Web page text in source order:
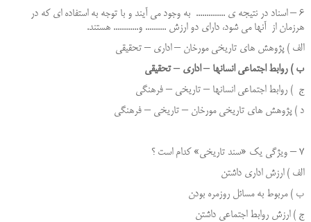
6 – اسناد در نتیجه ی .............. به وجود می آیند و با توجه به استفاده ای که در
هرزمان از آنها می شود، دارای دو ارزش .......... و............ هستند.
الف ) پژوهش های تاریخی مورخان – اداری – تحقیقی
ب ) روابط اجتماعی انسانها – اداری – تحقیقی
ج ) روابط اجتماعی انسانها – تاریخی – فرهنگی
د ) پژوهش های تاریخی مورخان – تاریخی – فرهنگی
7 – ویژگی یک «سند تاریخی» کدام است ؟
الف ) ارزش اداری داشتن
ب ) مربوط به مسائل روزمره بودن
ج ) ارزش روابط اجتماعی داشتن